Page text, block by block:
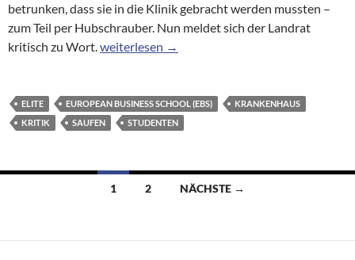
betrunken, dass sie in die Klinik gebracht werden mussten –
zum Teil per Hubschrauber. Nun meldet sich der Landrat
kritisch zu Wort.Nach Saufgelage: Landrat besorgt über
weiterlesen →
ELITE EUROPEAN BUSINESS SCHOOL (EBS)
KRANKENHAUS
KRITIK
SAUFEN STUDENTEN
Beitragsnavigation
1 2 NÄCHSTE →